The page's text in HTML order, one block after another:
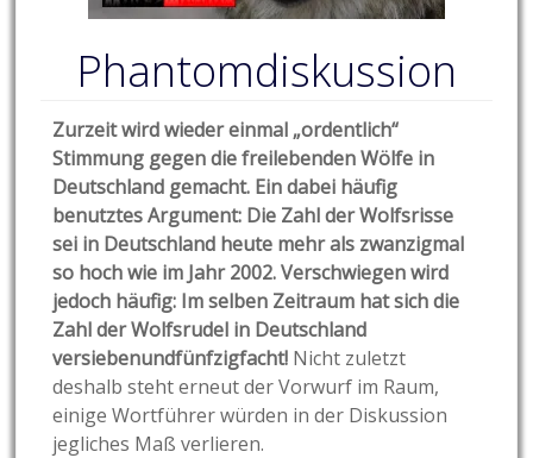
Phantomdiskussion
Zurzeit wird wieder einmal „ordentlich“
Stimmung gegen die freilebenden Wölfe in
Deutschland gemacht. Ein dabei häufig
benutztes Argument: Die Zahl der Wolfsrisse
sei in Deutschland heute mehr als zwanzigmal
so hoch wie im Jahr 2002. Verschwiegen wird
jedoch häufig: Im selben Zeitraum hat sich die
Zahl der Wolfsrudel in Deutschland
versiebenundfünfzigfacht! Nicht zuletzt
deshalb steht erneut der Vorwurf im Raum,
einige Wortführer würden in der Diskussion
jegliches Maß verlieren.